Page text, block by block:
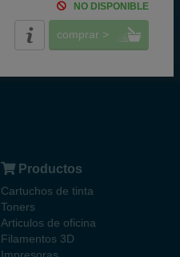
NO DISPONIBLE
comprar >
Productos
Cartuchos de tinta
Toners
Articulos de oficina
Filamentos 3D
Impresoras